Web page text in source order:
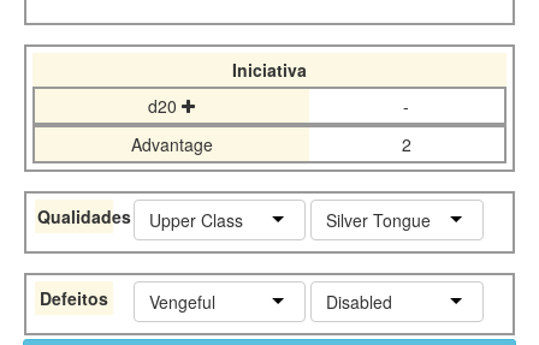
Iniciativa
d20
-
Advantage
2
Qualidades Upper Class Silver Tongue
Defeitos Vengeful Disabled